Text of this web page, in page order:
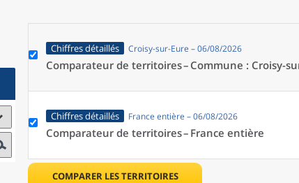
Chiffres détaillés Croisy-sur-Eure – 06/08/2026
Comparateur de territoires – Commune : Croisy-
Chiffres détaillés France entière – 06/08/2026
Comparateur de territoires – France entière
COMPARER LES TERRITOIRES